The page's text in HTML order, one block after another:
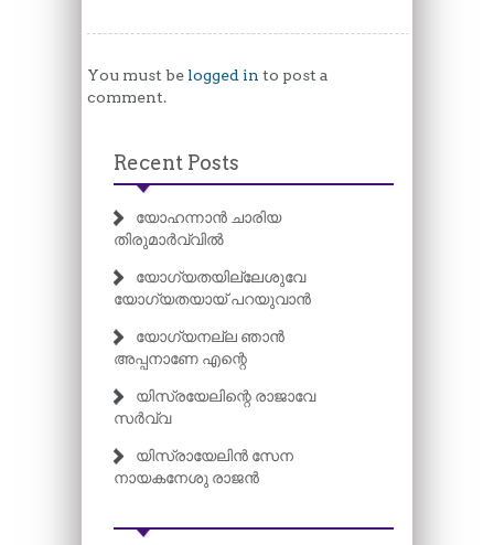
You must be logged in to post a
comment.
Recent Posts
യോഹന്നാൻ ചാരിയ
തിരുമാർവ്വിൽ
യോഗ്യതയില്ലേശുവേ
യോഗ്യതയായ് പറയുവാൻ
യോഗ്യനല്ല ഞാൻ
അപ്പനാണേ എന്റെ
യിസ്രയേലിന്റെ രാജാവേ
സർവ്വ
യിസ്രായേലിൻ സേന
നായകനേശു രാജൻ